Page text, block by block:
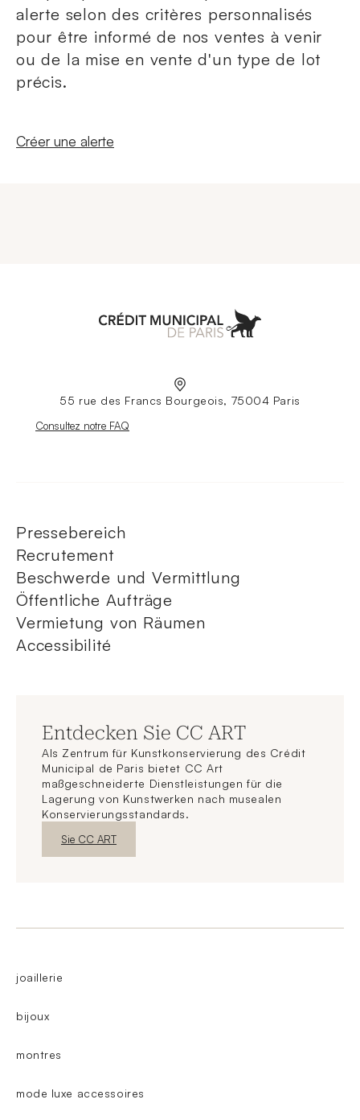
alerte selon des critères personnalisés
pour être informé de nos ventes à venir
ou de la mise en vente d'un type de lot
précis.
Nouvelle fenêtre
Créer une alerte
55 rue des Francs Bourgeois, 75004 Paris
Nouvelle fenêtre
Consultez notre FAQ
Pressebereich
Recrutement
Beschwerde und Vermittlung
Öffentliche Aufträge
Vermietung von Räumen
Accessibilité
Entdecken Sie CC ART
Als Zentrum für Kunstkonservierung des Crédit
Municipal de Paris bietet CC Art
maßgeschneiderte Dienstleistungen für die
Lagerung von Kunstwerken nach musealen
Konservierungsstandards.
Neues FensterEntdecken
Sie CC ART
joaillerie
bijoux
montres
mode luxe accessoires